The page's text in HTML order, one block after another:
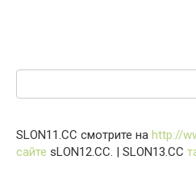
Поиск:
SLON11.CC смотрите на http://
сайте sLON12.CC. | SLON13.CC